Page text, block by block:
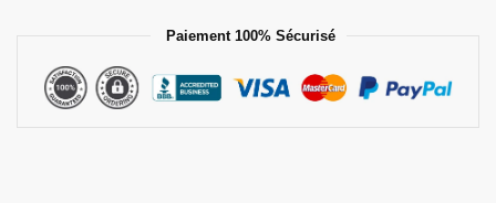
Paiement 100% Sécurisé